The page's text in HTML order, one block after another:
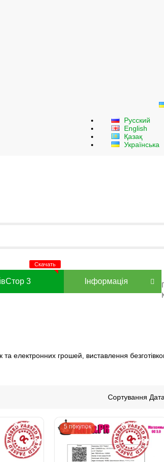
Русский
English
Қазақ
Українська
3 Інформація
електронних грошей, виставлення
Сортування
5 покупок